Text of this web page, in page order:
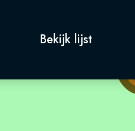
Bekijk lijst